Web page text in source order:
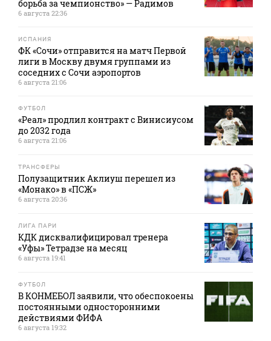
борьба за чемпионство» — Радимов
6 августа 22:36
ИСПАНИЯ
ФК «Сочи» отправится на матч Первой
лиги в Москву двумя группами из
соседних с Сочи аэропортов
6 августа 21:06
ФУТБОЛ
«Реал» продлил контракт с Винисиусом
до 2032 года
6 августа 21:06
ТРАНСФЕРЫ
Полузащитник Аклиуш перешел из
«Монако» в «ПСЖ»
6 августа 20:36
ЛИГА ПАРИ
КДК дисквалифицировал тренера
«Уфы» Тетрадзе на месяц
6 августа 19:41
ФУТБОЛ
В КОНМЕБОЛ заявили, что обеспокоены
постоянными односторонними
действиями ФИФА
6 августа 19:32